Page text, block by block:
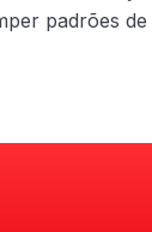
padrões